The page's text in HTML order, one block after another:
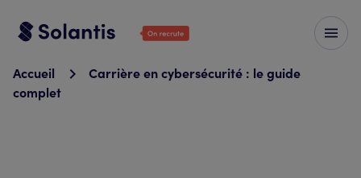
Accueil
Carrière en cybersécurité : le guide
complet